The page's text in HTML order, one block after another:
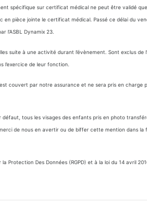
spécifique sur certificat médical ne peut être validé
en pièce jointe le certificat médical. Passé ce délai du
l’ASBL Dynamix 23.
suite à une activité durant l’évènement. Sont exclus de
de leur fonction.
couvert par notre assurance et ne sera pris en charge
défaut, tous les visages des enfants pris en photo
de nous en avertir ou de biffer cette mention dans la
Protection Des Données (RGPD) et à la loi du 14 avril